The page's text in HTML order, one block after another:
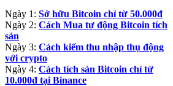
Ngày 1: Sở hữu Bitcoin chỉ từ 50.000đ
Ngày 2: Cách Mua tự động Bitcoin tích
sản
Ngày 3: Cách kiếm thu nhập thụ động
với crypto
Ngày 4: Cách tích sản Bitcoin chỉ từ
10.000đ tại Binance